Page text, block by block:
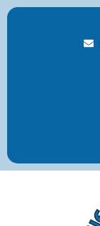
content